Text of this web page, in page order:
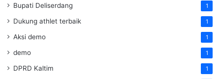
Bupati Deliserdang 1
Dukung athlet terbaik 1
Aksi demo 1
demo 1
DPRD Kaltim 1